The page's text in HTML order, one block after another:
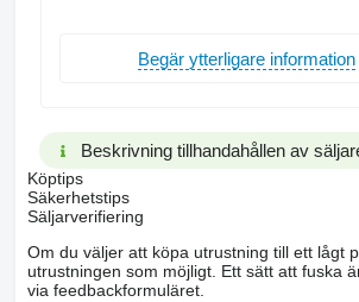
Begär ytterligare information
Beskrivning tillhandahållen av
Köptips
Säkerhetstips
Säljarverifiering
Om du väljer att köpa utrustning till ett lågt
utrustningen som möjligt. Ett sätt att fuska
via feedbackformuläret.